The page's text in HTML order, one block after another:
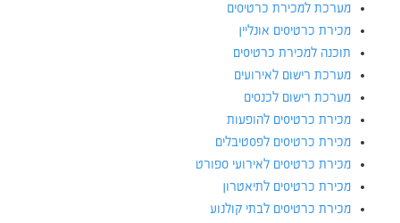
מערכת למכירת כרטיסים
מכירת כרטיסים אונליין
תוכנה למכירת כרטיסים
מערכת רישום לאירועים
מערכת רישום לכנסים
מכירת כרטיסים להופעות
מכירת כרטיסים לפסטיבלים
מכירת כרטיסים לאירועי ספורט
מכירת כרטיסים לתיאטרון
מכירת כרטיסים לבתי קולנוע